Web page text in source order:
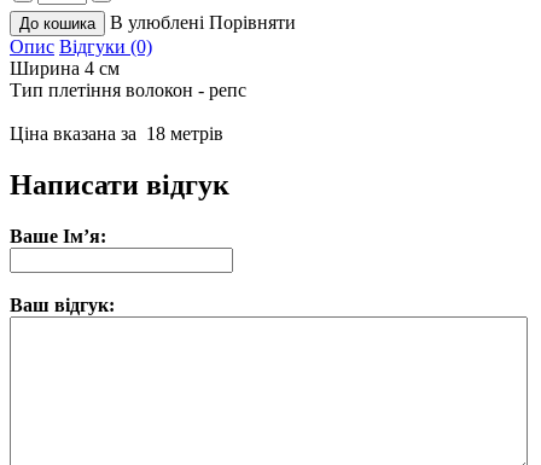
В улюблені Порівняти
Опис Відгуки (0)
Ширина 4 см
Тип плетіння волокон - репс
Ціна вказана за 18 метрів
Написати відгук
Ваше Ім’я:
Ваш відгук: